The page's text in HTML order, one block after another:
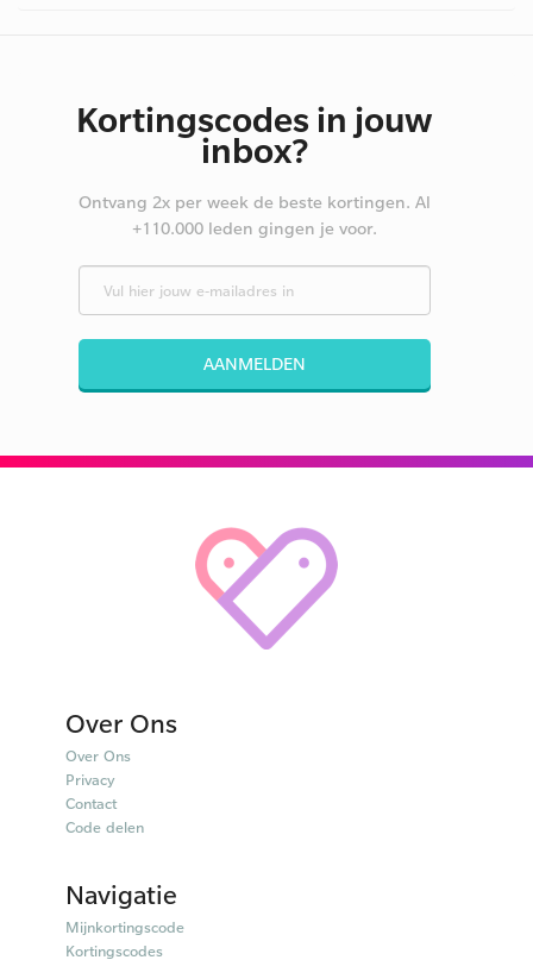
Kortingscodes in jouw
inbox?
Ontvang 2x per week de beste kortingen. Al
+110.000 leden gingen je voor.
AANMELDEN
Over Ons
Over Ons
Privacy
Contact
Code delen
Navigatie
Mijnkortingscode
Kortingscodes